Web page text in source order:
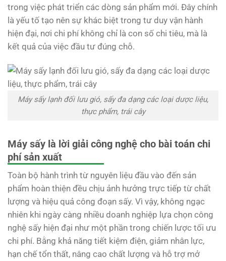
trong việc phát triển các dòng sản phẩm mới. Đây chính
là yếu tố tạo nên sự khác biệt trong tư duy vận hành
hiện đại, nơi chi phí không chỉ là con số chi tiêu, mà là
kết quả của việc đầu tư đúng chỗ.
Máy sấy lạnh đối lưu gió, sấy đa dạng các loại dược liệu,
thực phẩm, trái cây
Máy sấy là lời giải công nghệ cho bài toán chi
phí sản xuất
Toàn bộ hành trình từ nguyên liệu đầu vào đến sản
phẩm hoàn thiện đều chịu ảnh hưởng trực tiếp từ chất
lượng và hiệu quả công đoạn sấy. Vì vậy, không ngạc
nhiên khi ngày càng nhiều doanh nghiệp lựa chọn công
nghệ sấy hiện đại như một phần trong chiến lược tối ưu
chi phí. Bằng khả năng tiết kiệm điện, giảm nhân lực,
hạn chế tổn thất, nâng cao chất lượng và hỗ trợ mở